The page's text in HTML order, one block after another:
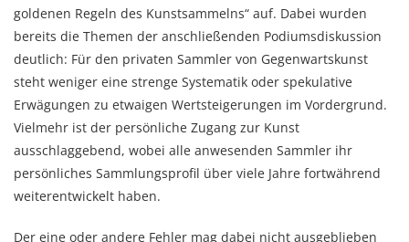
goldenen Regeln des Kunstsammelns“ auf. Dabei wurden
bereits die Themen der anschließenden Podiumsdiskussion
deutlich: Für den privaten Sammler von Gegenwartskunst
steht weniger eine strenge Systematik oder spekulative
Erwägungen zu etwaigen Wertsteigerungen im Vordergrund.
Vielmehr ist der persönliche Zugang zur Kunst
ausschlaggebend, wobei alle anwesenden Sammler ihr
persönliches Sammlungsprofil über viele Jahre fortwährend
weiterentwickelt haben.
Der eine oder andere Fehler mag dabei nicht ausgeblieben